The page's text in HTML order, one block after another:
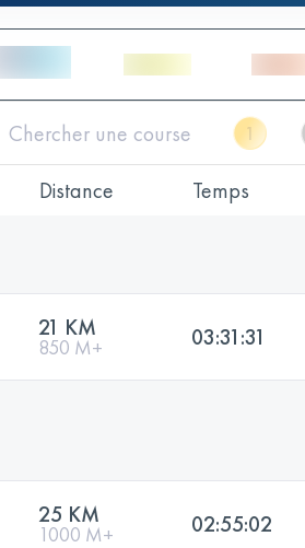
Distance Temps
21 KM
850 M+ 03:31:31
25 KM
1000 M+ 02:55:02